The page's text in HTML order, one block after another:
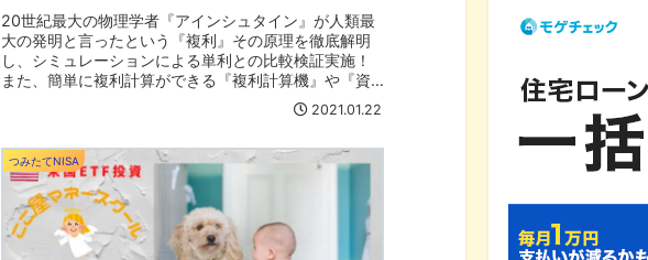
20世紀最大の物理学者『アインシュタイン』が人類最
大の発明と言ったという『複利』その原理を徹底解明
し、シミュレーションによる単利との比較検証実施！
また、簡単に複利計算ができる『複利計算機』や『資
産運用シミュレーション』のHPを紹介します！
2021.01.22
つみたてNISA